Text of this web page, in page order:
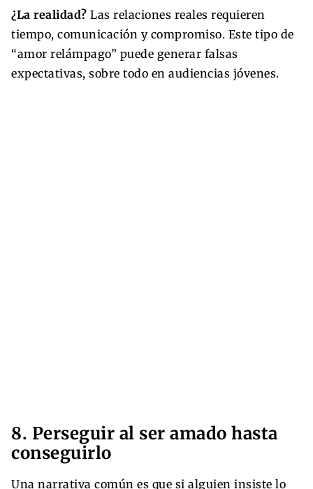
¿La realidad? Las relaciones reales requieren
tiempo, comunicación y compromiso. Este tipo de
“amor relámpago” puede generar falsas
expectativas, sobre todo en audiencias jóvenes.
8. Perseguir al ser amado hasta
conseguirlo
Una narrativa común es que si alguien insiste lo